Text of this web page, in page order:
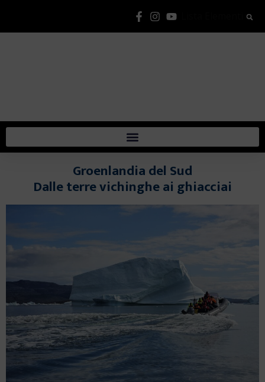
Groenlandia del Sud
Dalle terre vichinghe ai ghiacciai